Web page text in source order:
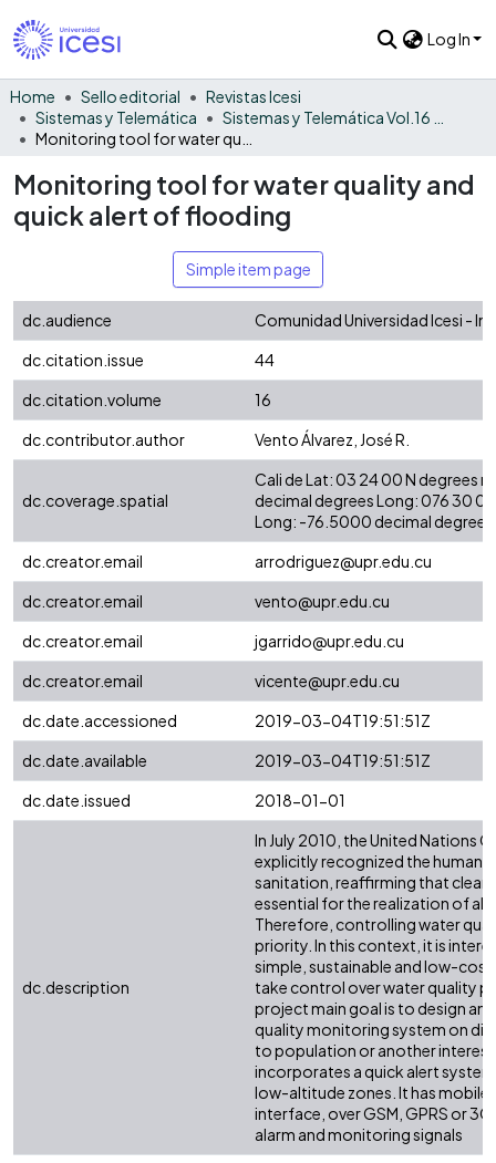
Log In
Home Sello editorial
Revistas Icesi
Sistemas y Telemática
Monitoring tool for water quality and
quick alert of flooding
Simple item page
dc.audience
Comunidad Universidad Icesi -
dc.citation.issue
44
dc.citation.volume
16
dc.contributor.author
Vento Álvarez, José R.
dc.coverage.spatial
Cali de Lat: 03 24 00 N degrees
decimal degrees Long: 076 30
Long: -76.5000 decimal
dc.creator.email
arrodriguez@upr.edu.cu
dc.creator.email
vento@upr.edu.cu
dc.creator.email
jgarrido@upr.edu.cu
dc.creator.email
vicente@upr.edu.cu
dc.date.accessioned
2019-03-04T19:51:51Z
dc.date.available
2019-03-04T19:51:51Z
dc.date.issued
2018-01-01
dc.description
In July 2010, the United Nations
explicitly recognized the human
sanitation, reaffirming that clean
essential for the realization of all
Therefore, controlling water
priority. In this context, it is
simple, sustainable and low-
take control over water quality
project main goal is to design
quality monitoring system on
to population or another
incorporates a quick alert
low-altitude zones. It has
interface, over GSM, GPRS or
alarm and monitoring signals